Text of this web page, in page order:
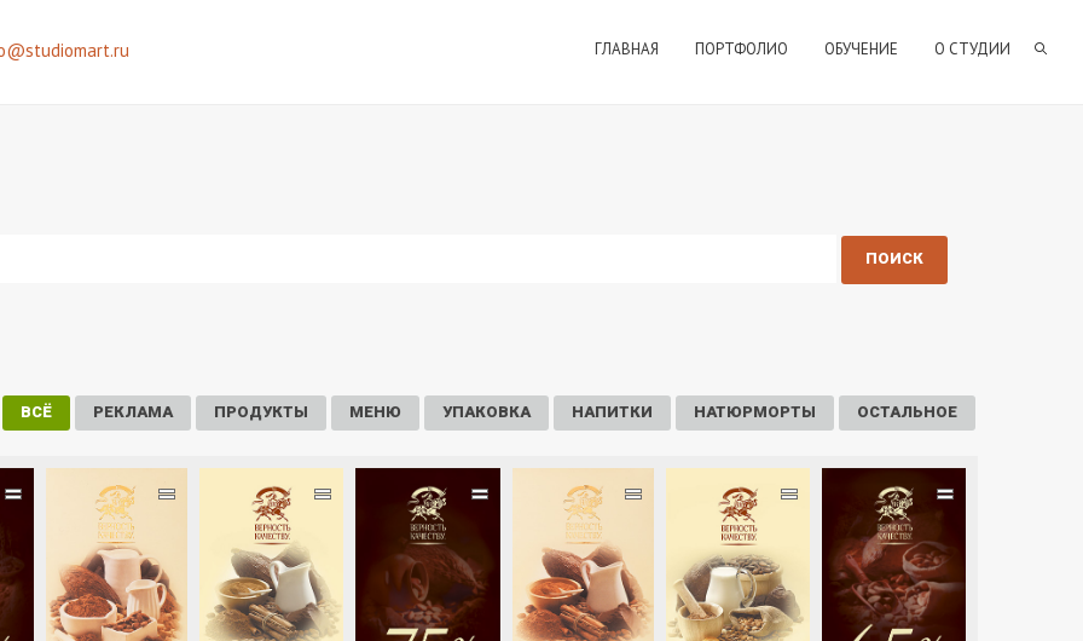
ГЛАВНАЯ ПОРТФОЛИО ОБУЧЕНИЕ О СТУДИИ
ОСТАЛЬНОЕ
НАТЮРМОРТЫ
НАПИТКИ
УПАКОВКА
МЕНЮ
ПРОДУКТЫ
РЕКЛАМА
ВСЁ
= = = = = = =